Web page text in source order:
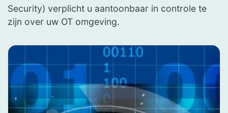
Security) verplicht u aantoonbaar in controle te
zijn over uw OT omgeving.